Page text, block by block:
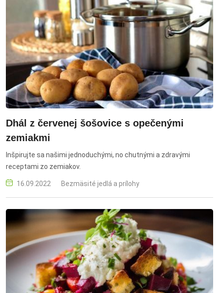
Dhál z červenej šošovice s opečenými
zemiakmi
Inšpirujte sa našimi jednoduchými, no chutnými a zdravými
receptami zo zemiakov.
16.09.2022 Bezmäsité jedlá a prílohy